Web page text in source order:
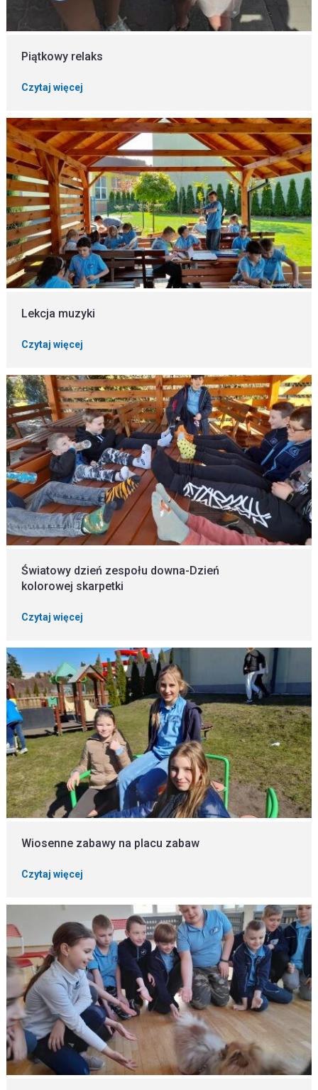
Piątkowy relaks
Czytaj więcej
Lekcja muzyki
Czytaj więcej
Światowy dzień zespołu downa-Dzień
kolorowej skarpetki
Czytaj więcej
Wiosenne zabawy na placu zabaw
Czytaj więcej